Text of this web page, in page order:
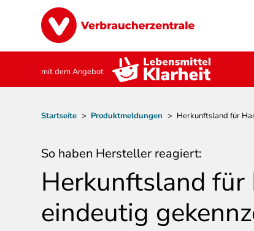
Image
mit dem Angebot
Pfadnavigation
Startseite > Produktmeldungen > Herkunftsland für
So haben Hersteller reagiert:
Herkunftsland für
eindeutig